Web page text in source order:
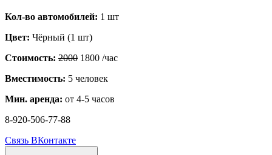
Кол-во автомобилей: 1 шт
Цвет: Чёрный (1 шт)
Стоимость: 2000 1800 /час
Вместимость: 5 человек
Мин. аренда: от 4-5 часов
8-920-506-77-88
Связь ВКонтакте